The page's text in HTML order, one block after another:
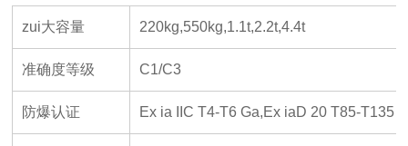
zui大容量 220kg,550kg,1.1t,2.2t,4.4t
准确度等级 C1/C3
防爆认证 Ex ia IIC T4-T6 Ga,Ex iaD 20 T85-T135